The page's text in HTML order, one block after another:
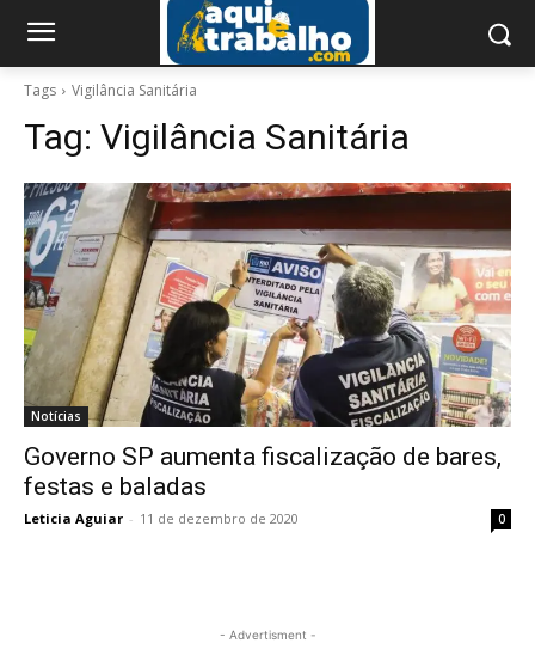
Tags Vigilância Sanitária
Tag: Vigilância Sanitária
Notícias
Governo SP aumenta fiscalização de bares,
festas e baladas
Leticia Aguiar - 11 de dezembro de 2020 0
- Advertisment -